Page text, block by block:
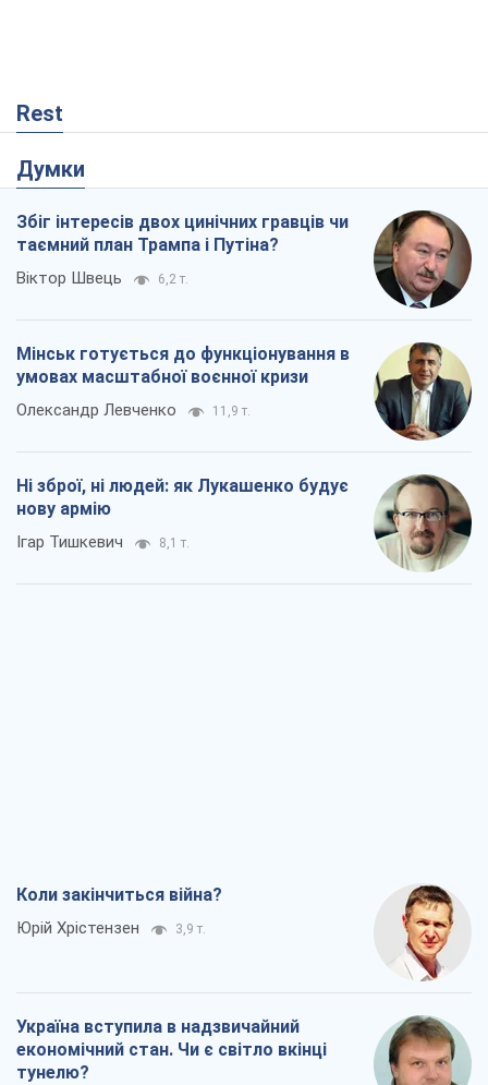
Rest
Думки
Збіг інтересів двох цинічних гравців чи
таємний план Трампа і Путіна?
Віктор Швець 6,2 т.
Мінськ готується до функціонування в
умовах масштабної воєнної кризи
Олександр Левченко 11,9 т.
Ні зброї, ні людей: як Лукашенко будує
нову армію
Ігар Тишкевич 8,1 т.
Коли закінчиться війна?
Юрій Хрістензен 3,9 т.
Україна вступила в надзвичайний
економічний стан. Чи є світло вкінці
тунелю?